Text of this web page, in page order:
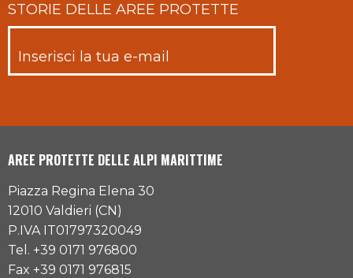
STORIE DELLE AREE PROTETTE
AREE PROTETTE DELLE ALPI MARITTIME
Piazza Regina Elena 30
12010 Valdieri (CN)
P.IVA IT01797320049
Tel. +39 0171 976800
Fax +39 0171 976815